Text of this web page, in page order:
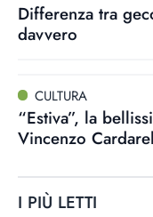
Differenza tra
davvero
CULTURA
“Estiva”, la
Vincenzo
I PIÙ LETTI